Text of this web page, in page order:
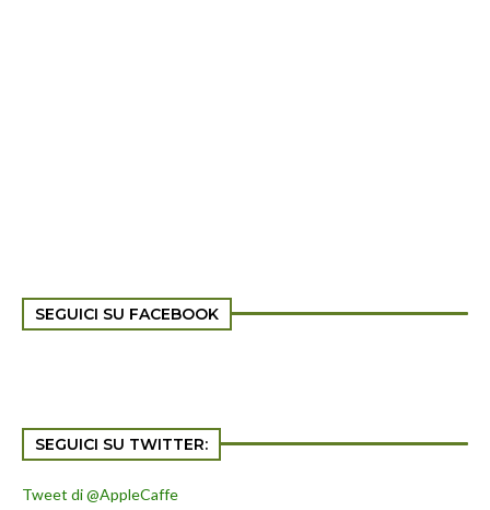
SEGUICI SU FACEBOOK
SEGUICI SU TWITTER:
Tweet di @AppleCaffe